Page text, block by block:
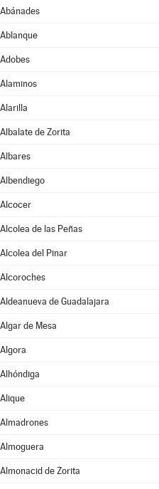
Abánades
Ablanque
Adobes
Alaminos
Alarilla
Albalate de Zorita
Albares
Albendiego
Alcocer
Alcolea de las Peñas
Alcolea del Pinar
Alcoroches
Aldeanueva de Guadalajara
Algar de Mesa
Algora
Alhóndiga
Alique
Almadrones
Almoguera
Almonacid de Zorita